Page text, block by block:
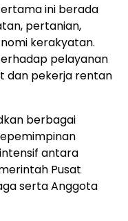
ini berada
pertanian,
kerakyatan.
pelayanan
dan pekerja rentan
berbagai
antara
Pusat
serta Anggota